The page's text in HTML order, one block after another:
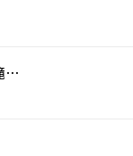
A面で恋をして feat. 佐野元春,杉 真理,大滝 詠一